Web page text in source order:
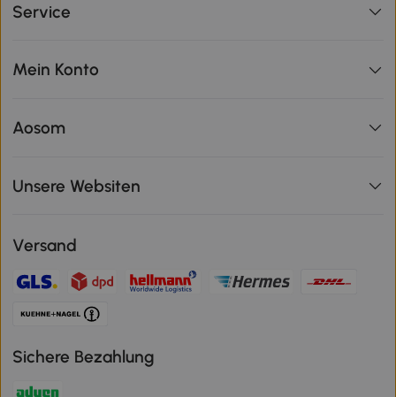
Service
Mein Konto
Aosom
Unsere Websiten
Versand
Sichere Bezahlung